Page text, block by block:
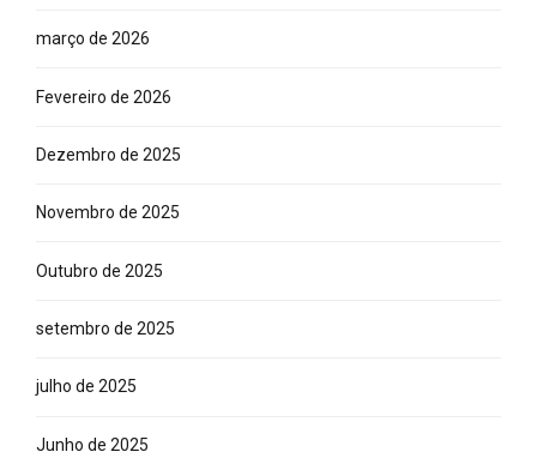
março de 2026
Fevereiro de 2026
Dezembro de 2025
Novembro de 2025
Outubro de 2025
setembro de 2025
julho de 2025
Junho de 2025